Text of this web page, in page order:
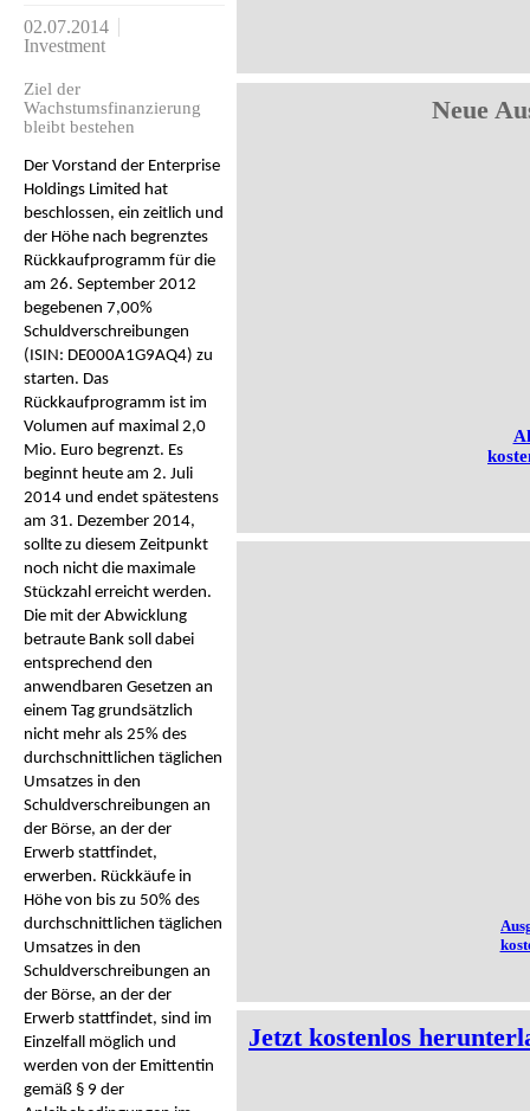
02.07.2014
Investment
Ziel der
Wachstumsfinanzierung
bleibt bestehen
Der Vorstand der Enterprise
Holdings Limited hat
beschlossen, ein zeitlich und
der Höhe nach begrenztes
Rückkaufprogramm für die
am 26. September 2012
begebenen 7,00%
Schuldverschreibungen
(ISIN: DE000A1G9AQ4) zu
starten. Das
Rückkaufprogramm ist im
Volumen auf maximal 2,0
Mio. Euro begrenzt. Es
beginnt heute am 2. Juli
2014 und endet spätestens
am 31. Dezember 2014,
sollte zu diesem Zeitpunkt
noch nicht die maximale
Stückzahl erreicht werden.
Die mit der Abwicklung
betraute Bank soll dabei
entsprechend den
anwendbaren Gesetzen an
einem Tag grundsätzlich
nicht mehr als 25% des
durchschnittlichen täglichen
Umsatzes in den
Schuldverschreibungen an
der Börse, an der der
Erwerb stattfindet,
erwerben. Rückkäufe in
Höhe von bis zu 50% des
durchschnittlichen täglichen
Umsatzes in den
Schuldverschreibungen an
der Börse, an der der
Erwerb stattfindet, sind im
Einzelfall möglich und
werden von der Emittentin
gemäß § 9 der
Neue
Jetzt kostenlos